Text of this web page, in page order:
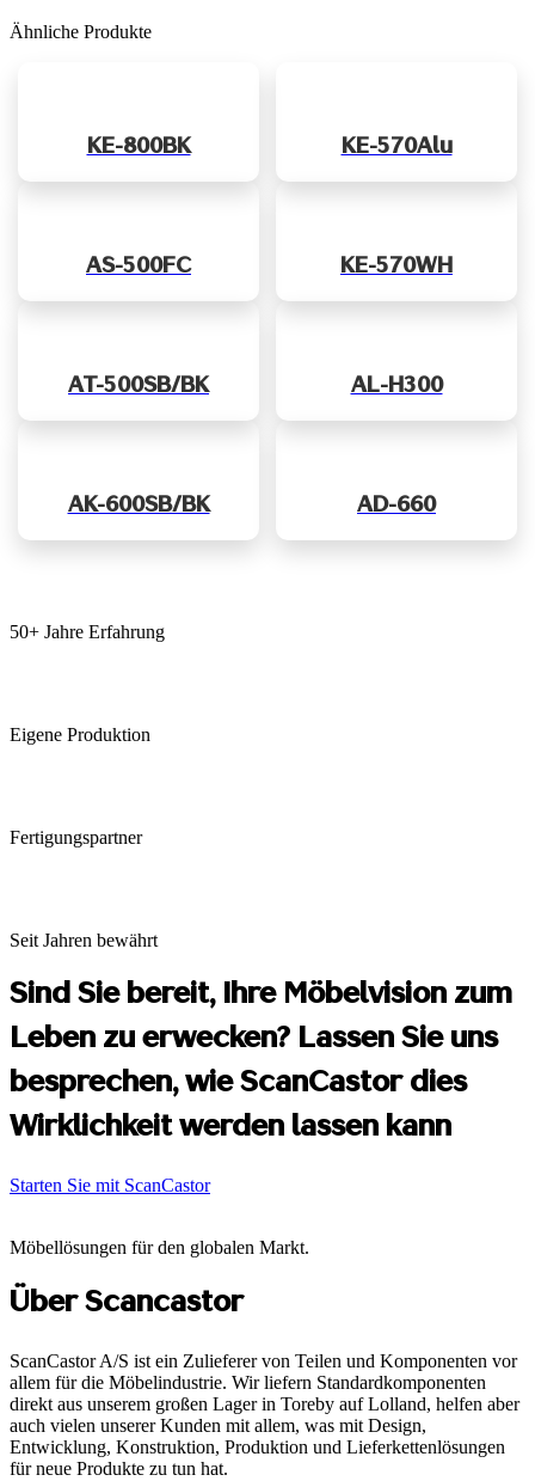
Ähnliche Produkte
KE-800BK KE-570Alu
AS-500FC KE-570WH
AT-500SB/BK AL-H300
AK-600SB/BK AD-660
50+ Jahre Erfahrung
Eigene Produktion
Fertigungspartner
Seit Jahren bewährt
Sind Sie bereit, Ihre Möbelvision zum
Leben zu erwecken? Lassen Sie uns
besprechen, wie ScanCastor dies
Wirklichkeit werden lassen kann
Starten Sie mit ScanCastor
Möbellösungen für den globalen Markt.
Über Scancastor
ScanCastor A/S ist ein Zulieferer von Teilen und Komponenten vor
allem für die Möbelindustrie. Wir liefern Standardkomponenten
direkt aus unserem großen Lager in Toreby auf Lolland, helfen aber
auch vielen unserer Kunden mit allem, was mit Design,
Entwicklung, Konstruktion, Produktion und Lieferkettenlösungen
für neue Produkte zu tun hat.